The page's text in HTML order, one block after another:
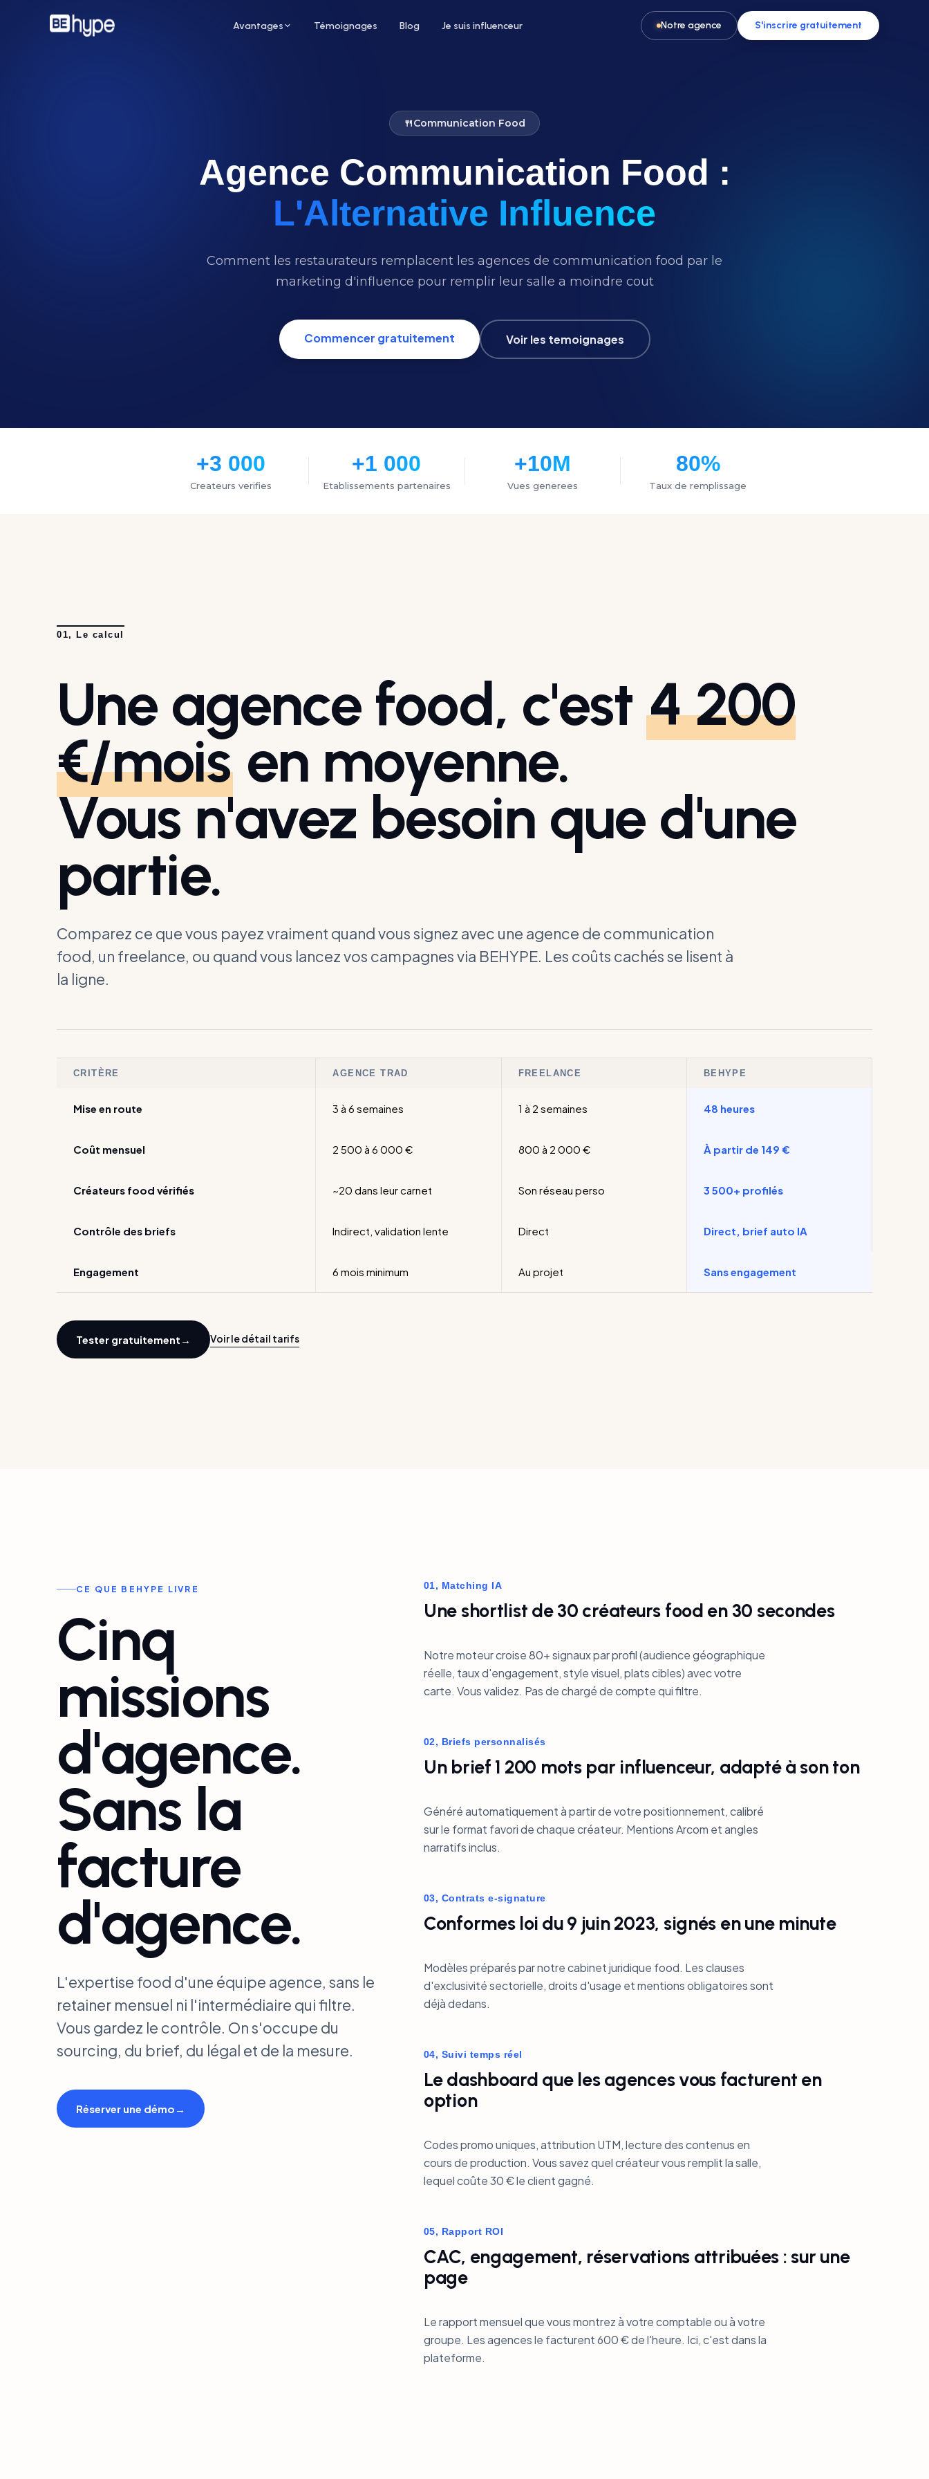
Avantages
Attirez de nouveaux clients grâce aux
Pour un hôtel
Augmentez votre taux d'occupation avec
Pour le bien-être
Développez votre clientèle en institut, spa
Pour les activités & loisirs
Remplissez vos créneaux en parc de
Témoignages Blog Je suis influenceur Notre agence S'inscrire gratuitement
🍴Communication Food
Agence Communication Food :
L'Alternative Influence
Comment les restaurateurs remplacent les agences de communication food par le
marketing d'influence pour remplir leur salle a moindre cout
Commencer gratuitement Voir les temoignages
+3 000
Createurs verifies
+1 000
Etablissements partenaires
+10M
Vues generees
80%
Taux de remplissage
01, Le calcul
Une agence food, c'est4 200
€/moisen moyenne.
Vous n'avez besoin que d'une
partie.
Comparez ce que vous payez vraiment quand vous signez avec une agence de communication
food, un freelance, ou quand vous lancez vos campagnes via BEHYPE. Les coûts cachés se lisent à
la ligne.
CRITÈRE AGENCE TRAD FREELANCE BEHYPE
Mise en route 3 à 6 semaines 1 à 2 semaines 48 heures
Coût mensuel 2 500 à 6 000 € 800 à 2 000 € À partir de 149 €
Créateurs food vérifiés ~20 dans leur carnet Son réseau perso 3 500+ profilés
Contrôle des briefs Indirect, validation lente Direct Direct, brief auto IA
Engagement 6 mois minimum Au projet Sans engagement
Tester gratuitement → Voir le détail tarifs
CE QUE BEHYPE LIVRE
Cinq
missions
d'agence.
Sans la
facture
d'agence.
L'expertise food d'une équipe agence, sans le
retainer mensuel ni l'intermédiaire qui filtre.
Vous gardez le contrôle. On s'occupe du
sourcing, du brief, du légal et de la mesure.
Réserver une démo →
01, Matching IA
Une shortlist de 30 créateurs food en 30 secondes
Notre moteur croise 80+ signaux par profil (audience géographique
réelle, taux d'engagement, style visuel, plats cibles) avec votre
carte. Vous validez. Pas de chargé de compte qui filtre.
02, Briefs personnalisés
Un brief 1 200 mots par influenceur, adapté à son ton
Généré automatiquement à partir de votre positionnement, calibré
sur le format favori de chaque créateur. Mentions Arcom et angles
narratifs inclus.
03, Contrats e-signature
Conformes loi du 9 juin 2023, signés en une minute
Modèles préparés par notre cabinet juridique food. Les clauses
d'exclusivité sectorielle, droits d'usage et mentions obligatoires sont
déjà dedans.
04, Suivi temps réel
Le dashboard que les agences vous facturent en
option
Codes promo uniques, attribution UTM, lecture des contenus en
cours de production. Vous savez quel créateur vous remplit la salle,
lequel coûte 30 € le client gagné.
05, Rapport ROI
CAC, engagement, réservations attribuées : sur une
page
Le rapport mensuel que vous montrez à votre comptable ou à votre
groupe. Les agences le facturent 600 € de l'heure. Ici, c'est dans la
plateforme.